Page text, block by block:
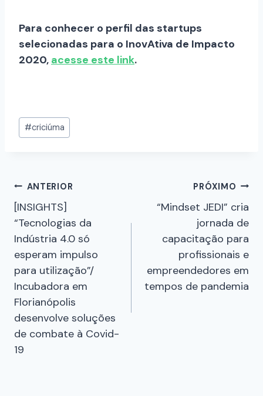
Para conhecer o perfil das startups
selecionadas para o InovAtiva de Impacto
2020, acesse este link.
#criciúma
ANTERIOR
[INSIGHTS]
“Tecnologias da
Indústria 4.0 só
esperam impulso
para utilização”/
Incubadora em
Florianópolis
desenvolve soluções
de combate à Covid-
19
PRÓXIMO
“Mindset JEDI” cria
jornada de
capacitação para
profissionais e
empreendedores em
tempos de pandemia